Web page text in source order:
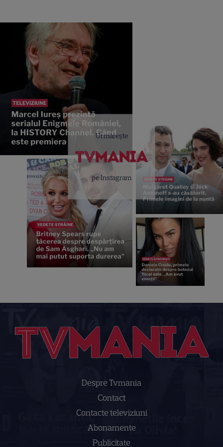
Urmărește
pe Instagram
Despre Tvmania
Contact
Contacte televiziuni
Abonamente
Publicitate